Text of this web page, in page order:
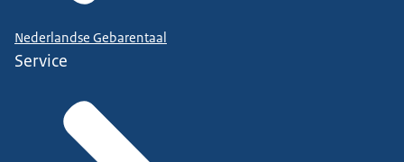
Nederlandse Gebarentaal
Service